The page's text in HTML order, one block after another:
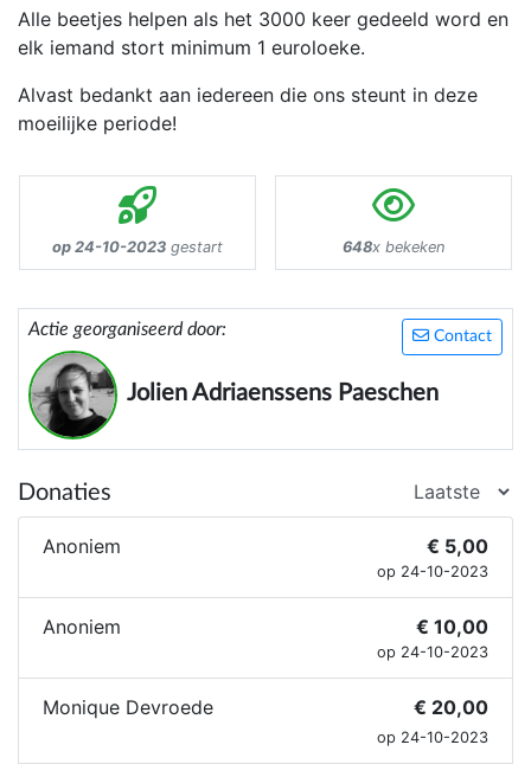
Alle beetjes helpen als het 3000 keer gedeeld word en
elk iemand stort minimum 1 euroloeke.
Alvast bedankt aan iedereen die ons steunt in deze
moeilijke periode!
op 24-10-2023 gestart 648x bekeken
Contact
Actie georganiseerd door:
Jolien Adriaenssens Paeschen
Donaties
Anoniem € 5,00
op 24-10-2023
Anoniem € 10,00
op 24-10-2023
Monique Devroede € 20,00
op 24-10-2023